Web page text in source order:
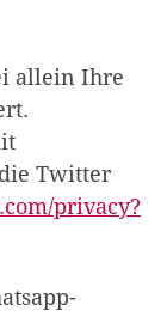
allein Ihre
Twitter
privacy?